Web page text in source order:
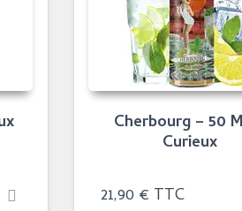
Cherbourg – 50
Curieux
21,90 € TTC